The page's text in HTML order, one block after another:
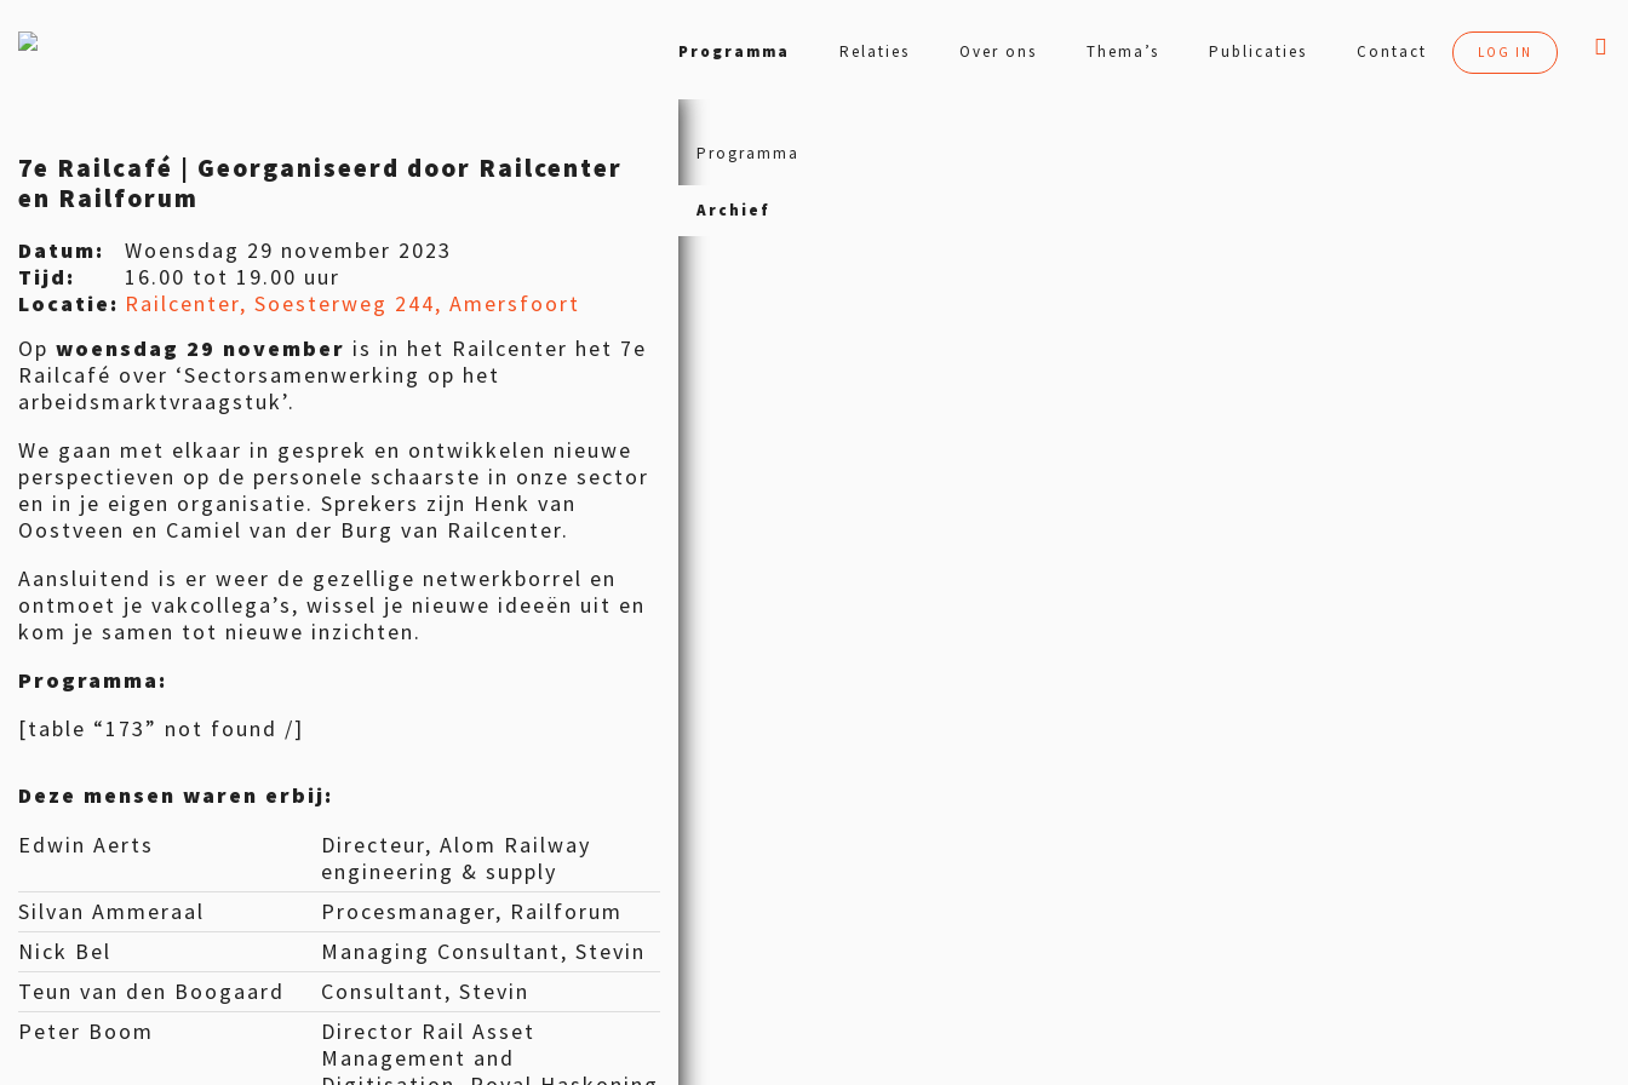
Programma Relaties Over ons Thema’s Publicaties Contact LOG IN
Programma
Archief
7e Railcafé | Georganiseerd door Railcenter
en Railforum
Datum:
Woensdag 29 november 2023
Tijd:
16.00 tot 19.00 uur
Locatie: Railcenter, Soesterweg 244, Amersfoort
Op woensdag 29 november is in het Railcenter het 7e
Railcafé over ‘Sectorsamenwerking op het
arbeidsmarktvraagstuk’.
We gaan met elkaar in gesprek en ontwikkelen nieuwe
perspectieven op de personele schaarste in onze sector
en in je eigen organisatie. Sprekers zijn Henk van
Oostveen en Camiel van der Burg van Railcenter.
Aansluitend is er weer de gezellige netwerkborrel en
ontmoet je vakcollega’s, wissel je nieuwe ideeën uit en
kom je samen tot nieuwe inzichten.
Programma:
[table “173” not found /]
Deze mensen waren erbij:
Edwin Aerts
Directeur, Alom Railway
engineering & supply
Silvan Ammeraal
Procesmanager, Railforum
Nick Bel
Managing Consultant, Stevin
Teun van den Boogaard
Consultant, Stevin
Peter Boom
Director Rail Asset
Management and